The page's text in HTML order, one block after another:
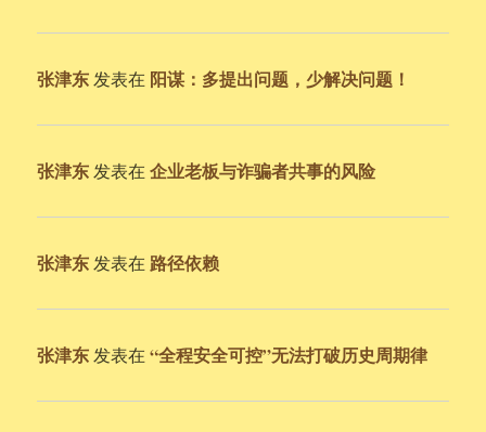
张津东 发表在 阳谋：多提出问题，少解决问题！
张津东 发表在企业老板与诈骗者共事的风险
张津东 发表在 路径依赖
张津东 发表在“全程安全可控”无法打破历史周期律